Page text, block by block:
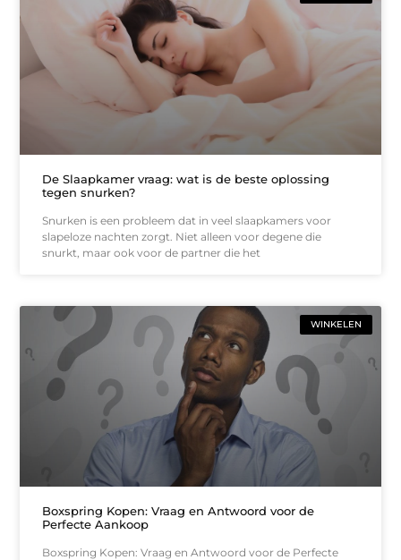
De Slaapkamer vraag: wat is de beste oplossing
tegen snurken?
Snurken is een probleem dat in veel slaapkamers voor
slapeloze nachten zorgt. Niet alleen voor degene die
snurkt, maar ook voor de partner die het
WINKELEN
Boxspring Kopen: Vraag en Antwoord voor de
Perfecte Aankoop
Boxspring Kopen: Vraag en Antwoord voor de Perfecte